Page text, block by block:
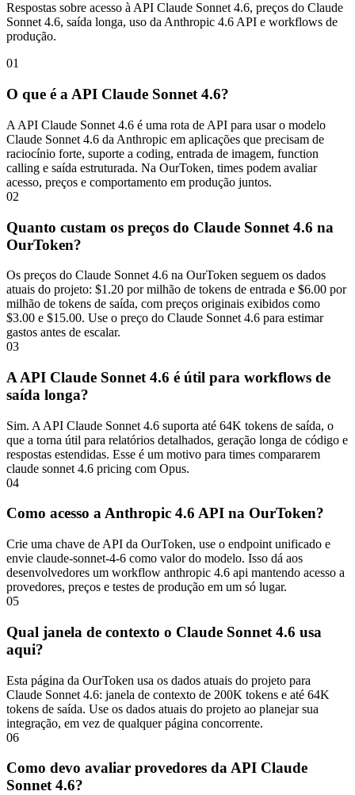
Respostas sobre acesso à API Claude Sonnet 4.6, preços do Claude
Sonnet 4.6, saída longa, uso da Anthropic 4.6 API e workflows de
produção.
01
O que é a API Claude Sonnet 4.6?
A API Claude Sonnet 4.6 é uma rota de API para usar o modelo
Claude Sonnet 4.6 da Anthropic em aplicações que precisam de
raciocínio forte, suporte a coding, entrada de imagem, function
calling e saída estruturada. Na OurToken, times podem avaliar
acesso, preços e comportamento em produção juntos.
02
Quanto custam os preços do Claude Sonnet 4.6 na
OurToken?
Os preços do Claude Sonnet 4.6 na OurToken seguem os dados
atuais do projeto: $1.20 por milhão de tokens de entrada e $6.00 por
milhão de tokens de saída, com preços originais exibidos como
$3.00 e $15.00. Use o preço do Claude Sonnet 4.6 para estimar
gastos antes de escalar.
03
A API Claude Sonnet 4.6 é útil para workflows de
saída longa?
Sim. A API Claude Sonnet 4.6 suporta até 64K tokens de saída, o
que a torna útil para relatórios detalhados, geração longa de código e
respostas estendidas. Esse é um motivo para times compararem
claude sonnet 4.6 pricing com Opus.
04
Como acesso a Anthropic 4.6 API na OurToken?
Crie uma chave de API da OurToken, use o endpoint unificado e
envie claude-sonnet-4-6 como valor do modelo. Isso dá aos
desenvolvedores um workflow anthropic 4.6 api mantendo acesso a
provedores, preços e testes de produção em um só lugar.
05
Qual janela de contexto o Claude Sonnet 4.6 usa
aqui?
Esta página da OurToken usa os dados atuais do projeto para
Claude Sonnet 4.6: janela de contexto de 200K tokens e até 64K
tokens de saída. Use os dados atuais do projeto ao planejar sua
integração, em vez de qualquer página concorrente.
06
Como devo avaliar provedores da API Claude
Sonnet 4.6?